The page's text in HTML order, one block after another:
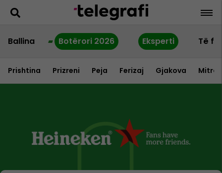
Ballina Botërori 2026 Eksperti Të
Prishtina Prizreni Peja Ferizaj Gjakova